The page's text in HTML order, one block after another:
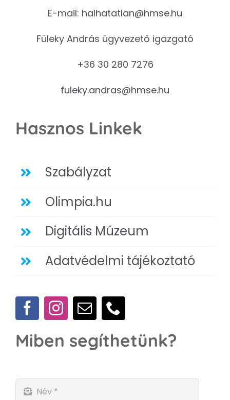
E-mail: halhatatlan@hmse.hu
Füleky András ügyvezető igazgató
+36 30 280 7276
fuleky.andras@hmse.hu
Hasznos Linkek
Szabályzat
Olimpia.hu
Digitális Múzeum
Adatvédelmi tájékoztató
Miben segíthetünk?